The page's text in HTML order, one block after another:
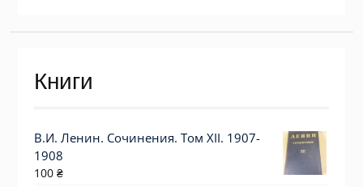
Книги
В.И. Ленин. Сочинения. Том XII. 1907-
1908
100 ₴